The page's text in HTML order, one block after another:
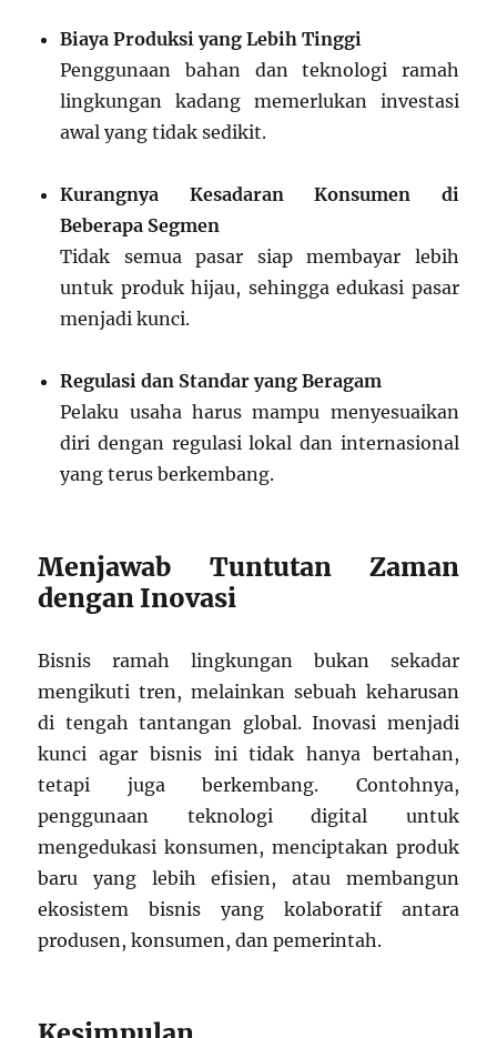
Biaya Produksi yang Lebih Tinggi
Penggunaan bahan dan teknologi ramah
lingkungan kadang memerlukan investasi
awal yang tidak sedikit.
Kurangnya Kesadaran Konsumen di
Beberapa Segmen
Tidak semua pasar siap membayar lebih
untuk produk hijau, sehingga edukasi pasar
menjadi kunci.
Regulasi dan Standar yang Beragam
Pelaku usaha harus mampu menyesuaikan
diri dengan regulasi lokal dan internasional
yang terus berkembang.
Menjawab Tuntutan Zaman
dengan Inovasi
Bisnis ramah lingkungan bukan sekadar
mengikuti tren, melainkan sebuah keharusan
di tengah tantangan global. Inovasi menjadi
kunci agar bisnis ini tidak hanya bertahan,
tetapi juga berkembang. Contohnya,
penggunaan teknologi digital untuk
mengedukasi konsumen, menciptakan produk
baru yang lebih efisien, atau membangun
ekosistem bisnis yang kolaboratif antara
produsen, konsumen, dan pemerintah.